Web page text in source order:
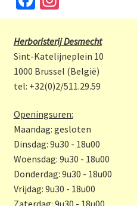
ce
b
o
o
k
st
a
gr
a
m
Herboristerij Desmecht
Sint-Katelijneplein 10
1000 Brussel (België)
tel: +32(0)2/511.29.59
Openingsuren:
Maandag: gesloten
Dinsdag: 9u30 - 18u00
Woensdag: 9u30 - 18u00
Donderdag: 9u30 - 18u00
Vrijdag: 9u30 - 18u00